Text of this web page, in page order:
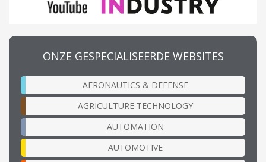
ONZE GESPECIALISEERDE WEBSITES
AERONAUTICS & DEFENSE
AGRICULTURE TECHNOLOGY
AUTOMATION
AUTOMOTIVE